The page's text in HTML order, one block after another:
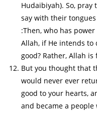
Hudaibiyah). So,
say with their
:Then, who has
Allah, if He intends to
good? Rather, Allah
But you thought that
would never ever
good to your hearts,
and became a